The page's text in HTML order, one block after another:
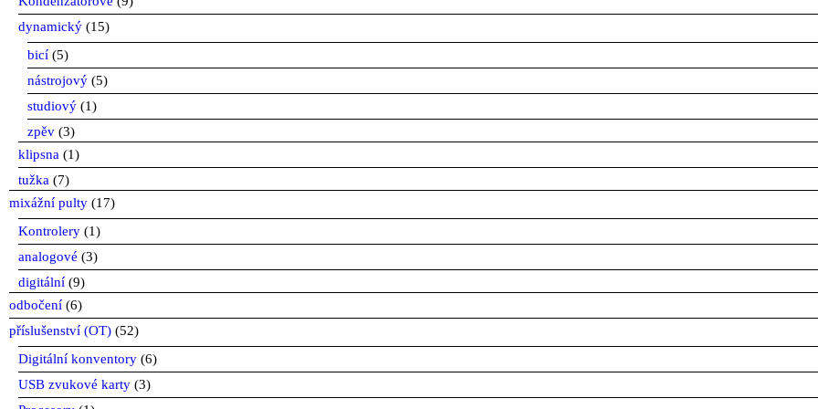
dynamický (15)
bicí (5)
nástrojový (5)
studiový (1)
zpěv (3)
klipsna (1)
tužka (7)
mixážní pulty (17)
Kontrolery (1)
analogové (3)
digitální (9)
odbočení (6)
příslušenství (OT) (52)
Digitální konventory (6)
USB zvukové karty (3)